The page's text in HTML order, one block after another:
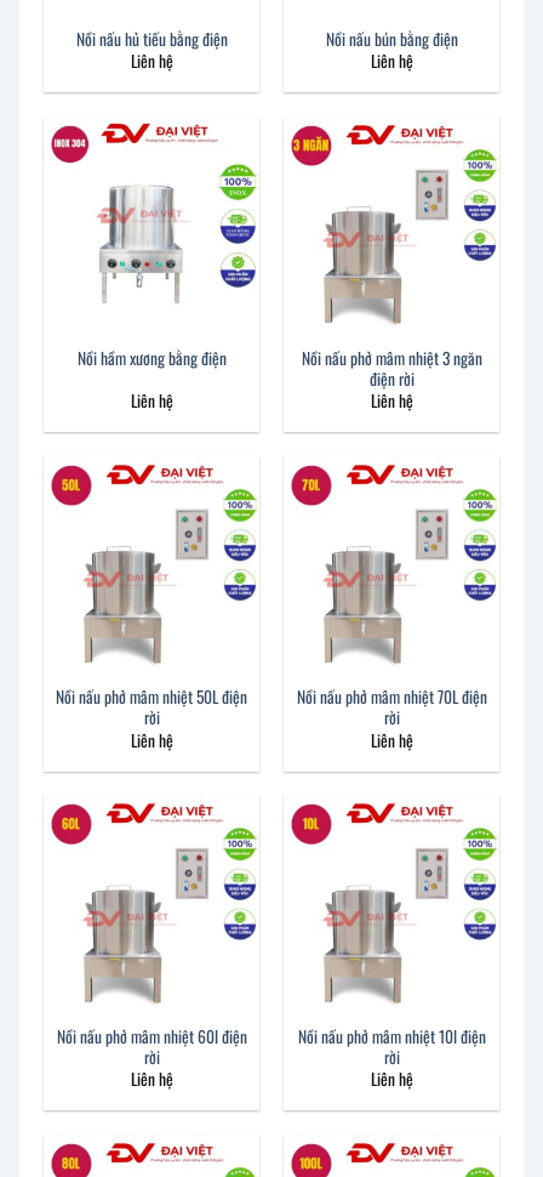
Nồi nấu hủ tiếu bằng điện
Liên hệ
Nồi nấu bún bằng điện
Liên hệ
Nồi hầm xương bằng điện
Liên hệ
Nồi nấu phở mâm nhiệt 3 ngăn
điện rời
Liên hệ
Nồi nấu phở mâm nhiệt 50L điện
rời
Liên hệ
Nồi nấu phở mâm nhiệt 70L điện
rời
Liên hệ
Nồi nấu phở mâm nhiệt 60l điện
rời
Liên hệ
Nồi nấu phở mâm nhiệt 10l điện
rời
Liên hệ